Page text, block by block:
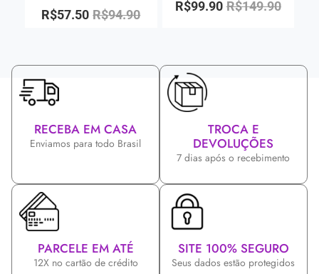
R$94.90
R$57.50
R$149.90
R$99.90
RECEBA EM CASA
Enviamos para todo Brasil
TROCA E
DEVOLUÇÕES
7 dias após o recebimento
PARCELE EM ATÉ
12X no cartão de crédito
SITE 100% SEGURO
Seus dados estão protegidos